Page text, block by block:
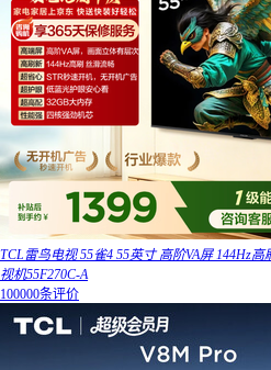
TCL雷鸟电视 55雀4 55英寸 高阶VA屏 144Hz
视机55F270C-A
100000条评价